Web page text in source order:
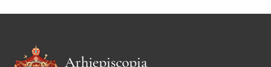
de bărbați, sfânta a avut curajul să